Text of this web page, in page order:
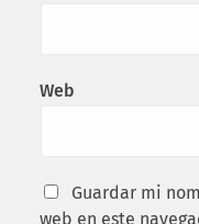
Web
Guardar mi
web en este